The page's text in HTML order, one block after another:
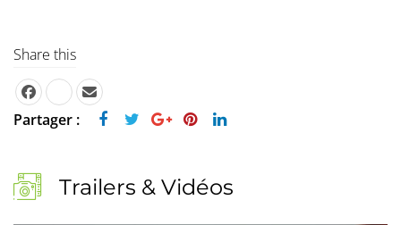
Share this
Partager :
Trailers & Vidéos